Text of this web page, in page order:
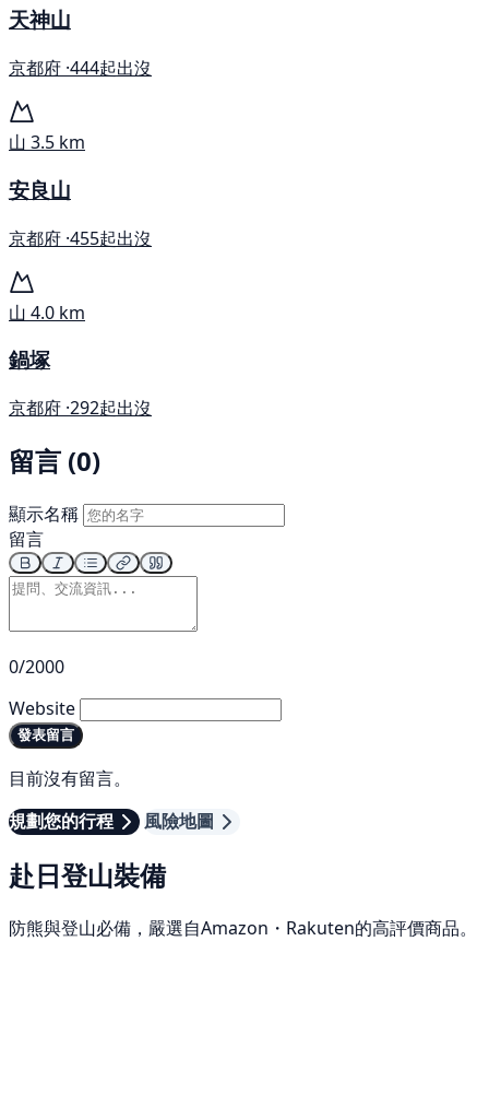
天神山
京都府 ·444起出沒
山 3.5 km
安良山
京都府 ·455起出沒
山 4.0 km
鍋塚
京都府 ·292起出沒
留言 (0)
顯示名稱
留言
0/2000
Website
發表留言
目前沒有留言。
規劃您的行程
風險地圖
赴日登山裝備
防熊與登山必備，嚴選自Amazon・Rakuten的高評價商品。